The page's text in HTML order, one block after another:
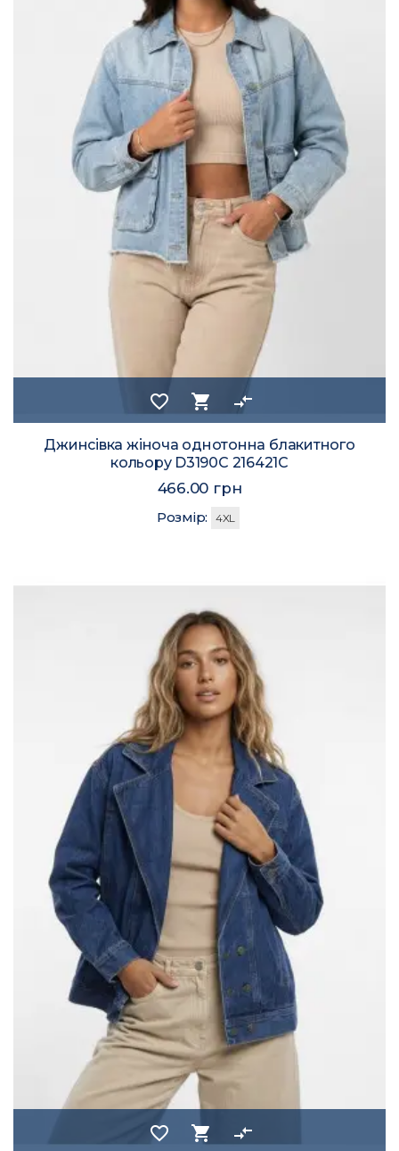
favorite_border shopping_cart compare_arrows
Джинсівка жіноча однотонна блакитного
кольору D3190C 216421C
466.00 грн
Розмір: 4XL
favorite_border shopping_cart compare_arrows